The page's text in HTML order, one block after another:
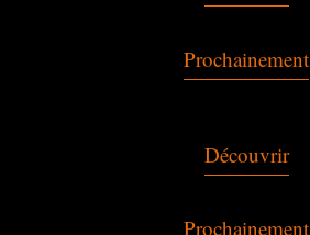
Prochainement
Découvrir
Prochainement